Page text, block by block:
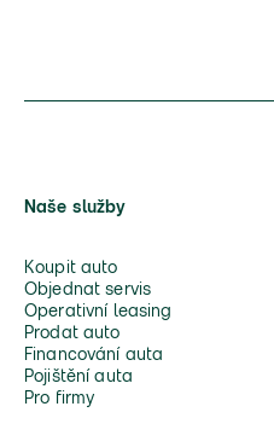
Naše služby
Koupit auto
Objednat servis
Operativní leasing
Prodat auto
Financování auta
Pojištění auta
Pro firmy